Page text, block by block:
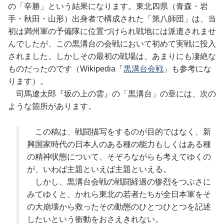
の「辛勝」という結果になります。東北四県（青森・岩
手・秋田・山形）出身者で構成された「第八師団」は、当
初は満州軍の予備隊に位置づけられ戦地には派遣されませ
んでしたが、この黒溝台の会戦において初めて実戦に投入
されました。しかしその最初の戦場は、あまりにも凄絶な
ものだったのです（Wikipedia「 黒溝台会戦 」も参考にな
ります）。
司馬遼太郎『坂の上の雲』の「黒溝台」の章には、次の
ような箇所があります。
この稿は、戦闘描写をするのが目的ではなく、新
興国家時代の日本人のある種の能力もしくはある種
の精神状態について、そぞろながらも考えてゆくの
が、いわば主題といえば主題といえる。
しかし、黒溝台会戦の戦闘経過の惨烈をつぶさに
みてゆくと、かれら東北の若者たちが全日本軍をそ
の大崩壊から救ったその動態のひとつひとつを記述
したいという衝動をおさえきれない。